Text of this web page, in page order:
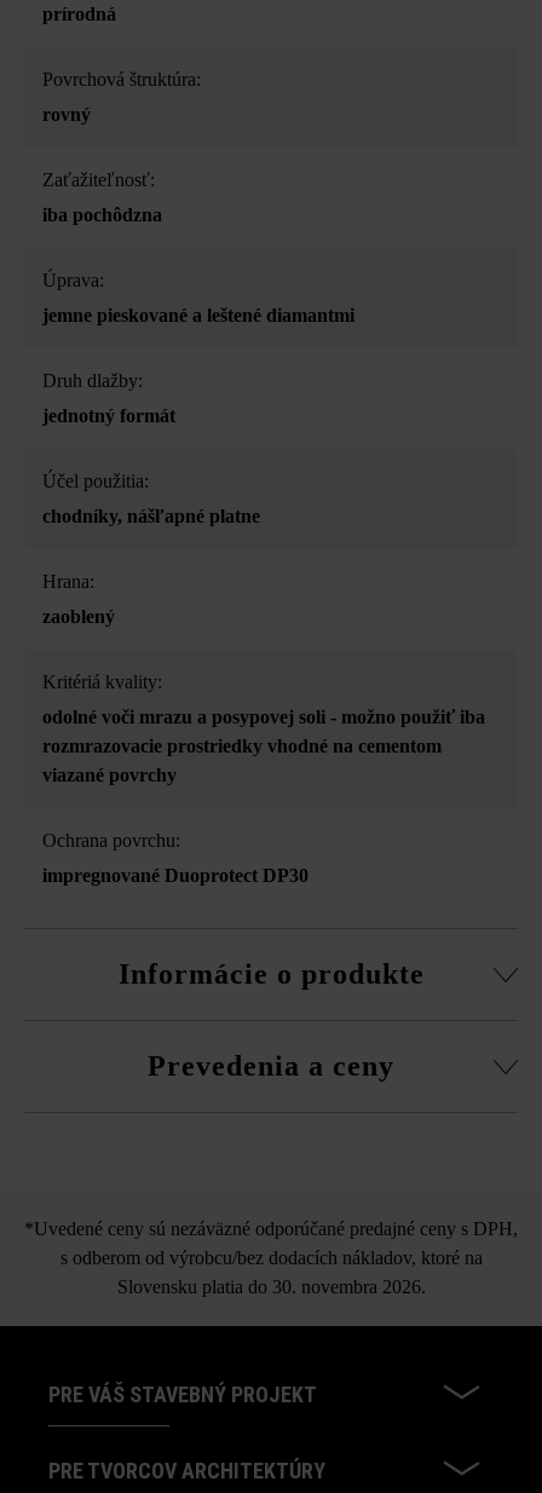
prírodná
Povrchová štruktúra:
rovný
Zaťažiteľnosť:
iba pochôdzna
Úprava:
jemne pieskované a leštené diamantmi
Druh dlažby:
jednotný formát
Účel použitia:
chodníky, nášľapné platne
Hrana:
zaoblený
Kritériá kvality:
odolné voči mrazu a posypovej soli - možno použiť iba
rozmrazovacie prostriedky vhodné na cementom
viazané povrchy
Ochrana povrchu:
impregnované Duoprotect DP30
Informácie o produkte
Vysokoodolný betón je živý prírodný produkt. Malé
možnosť samostatnej dodávky všetkých formátov
Pri používaní rôznych formátov môžu z výrobno-
technických dôvodov vznikať farebné rozdiely.
Prevedenia a ceny
*Uvedené ceny sú nezáväzné odporúčané predajné ceny s DPH,
s odberom od výrobcu/bez dodacích nákladov, ktoré na
Slovensku platia do 30. novembra 2026.
PRE VÁŠ STAVEBNÝ PROJEKT
PRE TVORCOV ARCHITEKTÚRY